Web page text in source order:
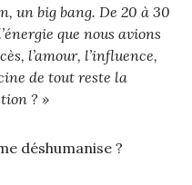
un big bang. De 20 à 30
que nous avions
l’amour, l’influence,
de tout reste la
? »
déshumanise ?